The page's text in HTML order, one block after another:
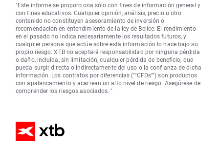
"Este informe se proporciona sólo con fines de información general y
con fines educativos. Cualquier opinión, análisis, precio u otro
contenido no constituyen asesoramiento de inversión o
recomendación en entendimiento de la ley de Belice. El rendimiento
en el pasado no indica necesariamente los resultados futuros, y
cualquier persona que actúe sobre esta información lo hace bajo su
propio riesgo. XTB no aceptará responsabilidad por ninguna pérdida
o daño, incluida, sin limitación, cualquier pérdida de beneficio, que
pueda surgir directa o indirectamente del uso o la confianza de dicha
información. Los contratos por diferencias (""CFDs"") son productos
con apalancamiento y acarrean un alto nivel de riesgo. Asegúrese de
comprender los riesgos asociados. "